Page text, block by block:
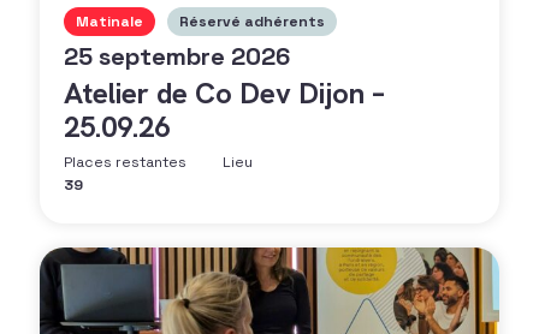
Matinale Réservé adhérents
25 septembre 2026
Atelier de Co Dev Dijon –
25.09.26
Places restantes
39
Lieu